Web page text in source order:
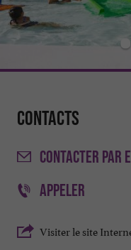
Contacts
CONTACTER PAR
APPELER
Visiter le site